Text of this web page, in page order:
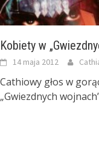
Kobiety w
14 maja 2012
Cathiowy głos w
„Gwiezdnych